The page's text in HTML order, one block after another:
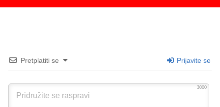
Pretplatiti se Prijavite se
3000